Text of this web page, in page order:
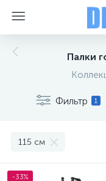
Палки
Фильтр 1
115 см
-33%